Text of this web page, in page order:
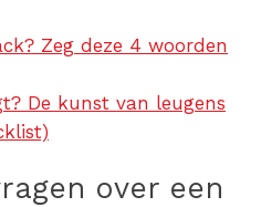
Zeg deze 4 woorden
De kunst van leugens
over een